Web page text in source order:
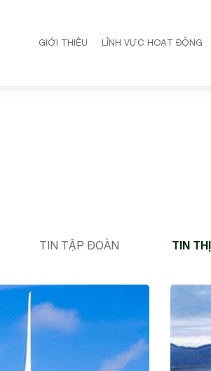
GIỚI THIỆU LĨNH VỰC HOẠT ĐỘNG
TIN TẬP ĐOÀN TIN